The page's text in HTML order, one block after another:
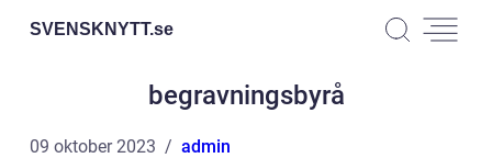
SVENSKNYTT.se
begravningsbyrå
09 oktober 2023 admin